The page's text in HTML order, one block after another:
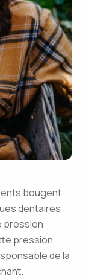
bougent
dentaires
pression
pression
de la